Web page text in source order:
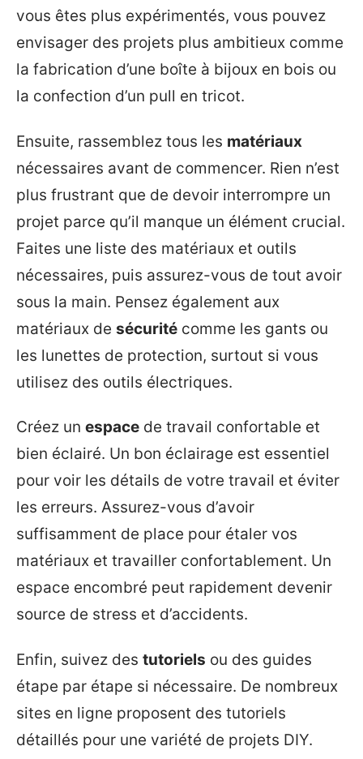
vous êtes plus expérimentés, vous pouvez
envisager des projets plus ambitieux comme
la fabrication d’une boîte à bijoux en bois ou
la confection d’un pull en tricot.
Ensuite, rassemblez tous les matériaux
nécessaires avant de commencer. Rien n’est
plus frustrant que de devoir interrompre un
projet parce qu’il manque un élément crucial.
Faites une liste des matériaux et outils
nécessaires, puis assurez-vous de tout avoir
sous la main. Pensez également aux
matériaux de sécurité comme les gants ou
les lunettes de protection, surtout si vous
utilisez des outils électriques.
Créez un espace de travail confortable et
bien éclairé. Un bon éclairage est essentiel
pour voir les détails de votre travail et éviter
les erreurs. Assurez-vous d’avoir
suffisamment de place pour étaler vos
matériaux et travailler confortablement. Un
espace encombré peut rapidement devenir
source de stress et d’accidents.
Enfin, suivez des tutoriels ou des guides
étape par étape si nécessaire. De nombreux
sites en ligne proposent des tutoriels
détaillés pour une variété de projets DIY.